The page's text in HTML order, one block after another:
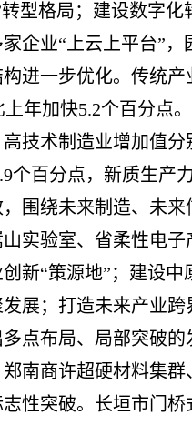
型格局；建设数字
家企业“上云上平台”
进一步优化。传统
上年加快5.2个百分点
技术制造业增加值
个百分点，新质生产
围绕未来制造、未
实验室、省柔性电
新“策源地”；建设
展；打造未来产业
点布局、局部突破
南商许超硬材料集
性突破。长垣市门